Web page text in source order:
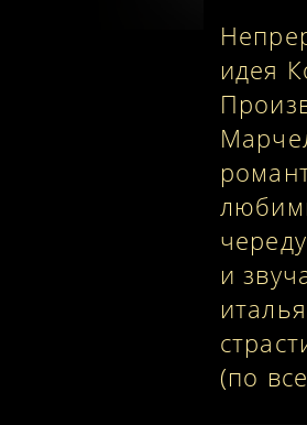
идея
и
(по